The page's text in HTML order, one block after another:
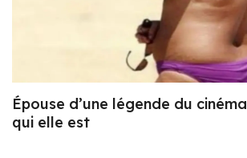
Épouse d’une légende du
qui elle est